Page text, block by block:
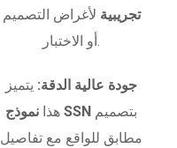
تجريبية لأغراض التصميم
أو الاختبار.
جودة عالية الدقة: يتميز
هذا نموذج SSN
مطابق للواقع مع تفاصيل